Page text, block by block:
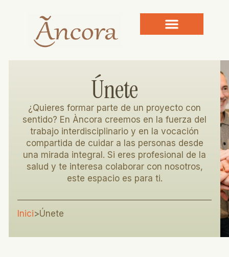
Únete
¿Quieres formar parte de un proyecto con
sentido? En Àncora creemos en la fuerza del
trabajo interdisciplinario y en la vocación
compartida de cuidar a las personas desde
una mirada integral. Si eres profesional de la
salud y te interesa colaborar con nosotros,
este espacio es para ti.
Inici>Únete